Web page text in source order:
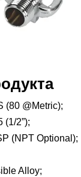
(80 @Metric);
(1/2”);
(NPT Optional);
Alloy;